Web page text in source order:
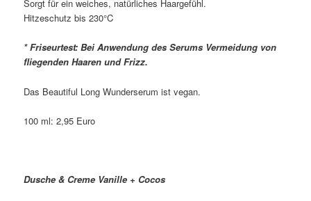
Sorgt für ein weiches, natürliches Haargefühl.
Hitzeschutz bis 230°C
* Friseurtest: Bei Anwendung des Serums Vermeidung von
fliegenden Haaren und Frizz.
Das Beautiful Long Wunderserum ist vegan.
100 ml: 2,95 Euro
Dusche & Creme Vanille + Cocos